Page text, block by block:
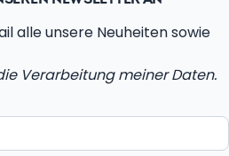
alle unsere Neuheiten sowie
Verarbeitung meiner Daten.